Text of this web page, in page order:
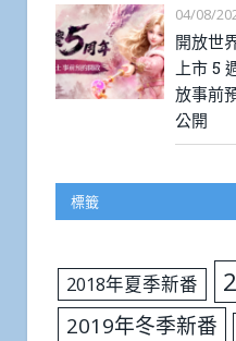
04/08/
開放世
上市 5
放事前
公開
標籤
2018年夏季新番
2019年冬季新番